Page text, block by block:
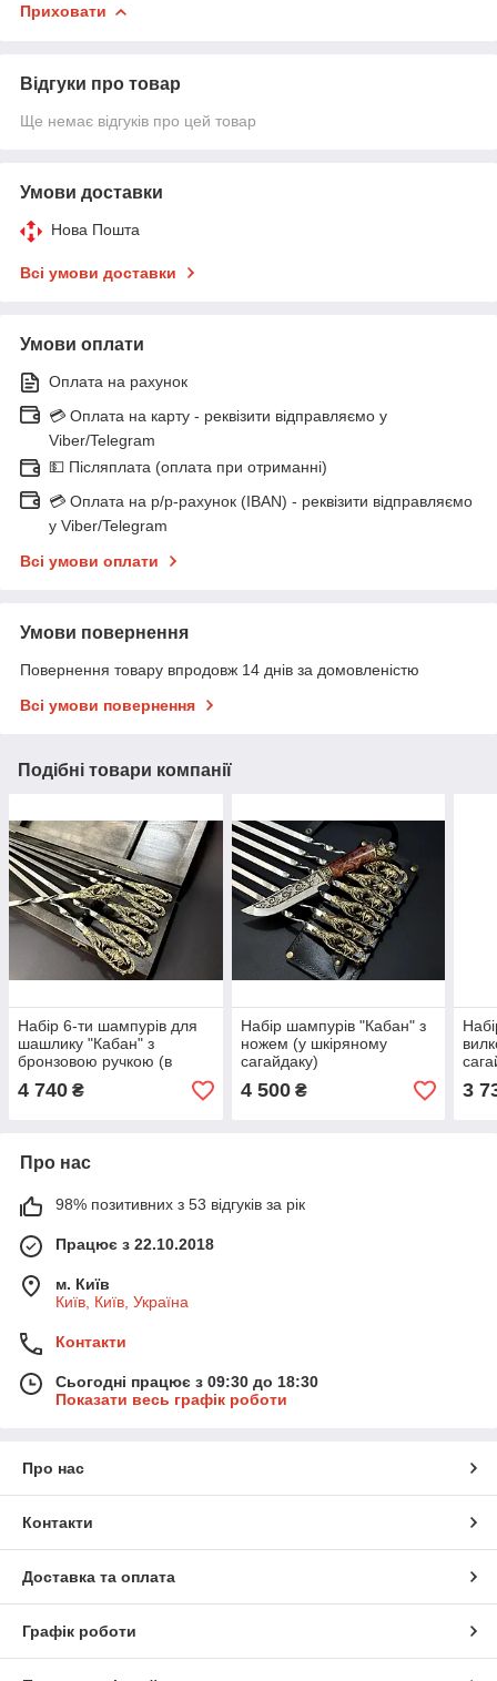
Приховати
Відгуки про товар
Ще немає відгуків про цей товар
Умови доставки
Нова Пошта
Всі умови доставки
Умови оплати
Оплата на рахунок
💳 Оплата на карту - реквізити відправляємо у
Viber/Telegram
💵 Післяплата (оплата при отриманні)
💳 Оплата на р/р-рахунок (IBAN) - реквізити відправляємо
у Viber/Telegram
Всі умови оплати
Умови повернення
Повернення товару впродовж 14 днів за домовленістю
Всі умови повернення
Подібні товари компанії
Набір 6-ти шампурів для
шашлику "Кабан" з
бронзовою ручкою (в
дерев'яному кейсі)
4 740 ₴
Набір шампурів "Кабан" з
ножем (у шкіряному
сагайдаку)
4 500₴ 3
Про нас
98% позитивних з 53 відгуків за рік
Працює з 22.10.2018
м. Київ
Київ, Київ, Україна
Контакти
Сьогодні працює з 09:30 до 18:30
Показати весь графік роботи
Про нас
Контакти
Доставка та оплата
Графік роботи